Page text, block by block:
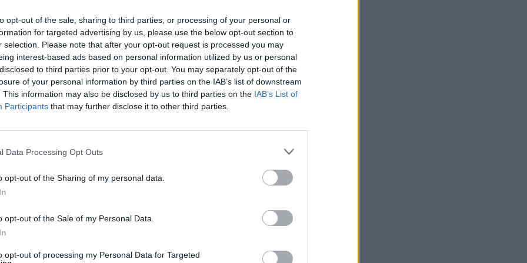
opt-out of the sale, sharing to third parties, or processing of your personal or
for targeted advertising by us, please use the below opt-out section to
selection. Please note that after your opt-out request is processed you may
interest-based ads based on personal information utilized by us or personal
to third parties prior to your opt-out. You may separately opt-out of the
of your personal information by third parties on the IAB’s list of downstream
This information may also be disclosed by us to third parties on the IAB’s List of
Participants that may further disclose it to other third parties.
Data Processing Opt Outs
opt-out of the Sharing of my personal data.
opt-out of the Sale of my Personal Data.
opt-out of processing my Personal Data for Targeted
Stampa
che non lo fa vincere,
albanesi, marocchini, rumeni e una